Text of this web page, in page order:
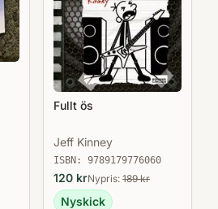
Fullt ös
Jeff Kinney
ISBN: 9789179776060
120 krNypris: 189kr
Nyskick